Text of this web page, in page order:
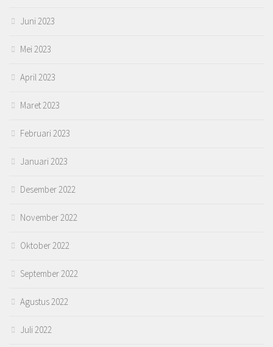
Juni 2023
Mei 2023
April 2023
Maret 2023
Februari 2023
Januari 2023
Desember 2022
November 2022
Oktober 2022
September 2022
Agustus 2022
Juli 2022